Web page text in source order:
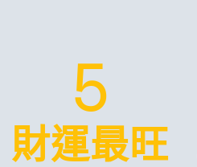
5
財運最旺